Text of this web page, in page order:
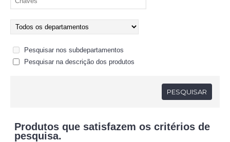
Pesquisar nos subdepartamentos
Pesquisar na descrição dos produtos
Produtos que satisfazem os critérios de
pesquisa.